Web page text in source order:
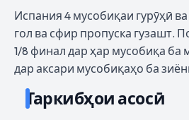
Испания 4 мусобиқаи гурӯҳӣ
гол ва сфир пропуска гузашт.
1/8 финал дар ҳар мусобиқа ба
дар аксари мусобиқаҳо ба
Таркибҳои асосӣ